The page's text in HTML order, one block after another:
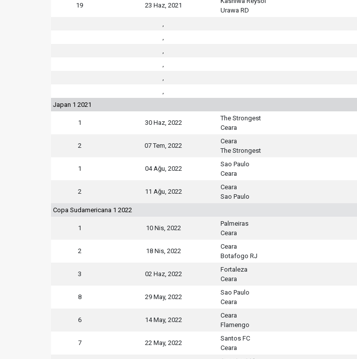
19 23 Haz, 2021
Urawa RD
,
,
,
,
,
,
Japan 1 2021
1 30 Haz, 2022
The Strongest
Ceara
2 07 Tem, 2022
Ceara
The Strongest
1 04 Ağu, 2022
Sao Paulo
Ceara
2 11 Ağu, 2022
Ceara
Sao Paulo
Copa Sudamericana 1 2022
1 10 Nis, 2022
Palmeiras
Ceara
2 18 Nis, 2022
Ceara
Botafogo RJ
3 02 Haz, 2022
Fortaleza
Ceara
8 29 May, 2022
Sao Paulo
Ceara
6 14 May, 2022
Ceara
Flamengo
7 22 May, 2022
Santos FC
Ceara